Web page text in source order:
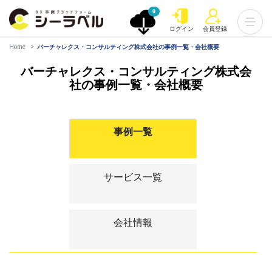
0
ログイン 会員登録
Home バーチャレクス・コンサルティング株式会社の事例一覧・会社概要
バーチャレクス・コンサルティング株式会
社の事例一覧・会社概要
事例一覧
サービス一覧
会社情報